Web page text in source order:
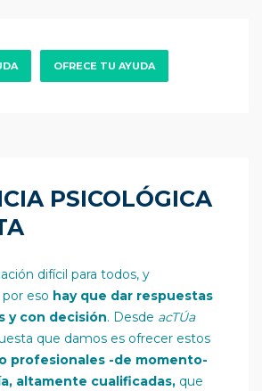
OFRECE TU AYUDA
PSICOLÓGICA
difícil para todos, y
por eso hay que dar respuestas
y con decisión. Desde acTÚa
que damos es ofrecer estos
profesionales -de momento-
altamente cualificadas, que